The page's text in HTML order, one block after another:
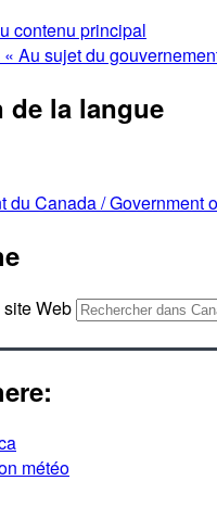
contenu principal
Au sujet du
de la langue
du Canada /Government
Web
météo